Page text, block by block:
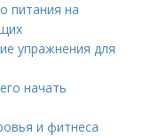
питания на
упражнения для
начать
и фитнеса